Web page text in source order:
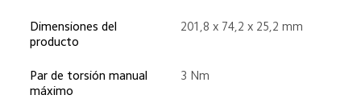
Dimensiones del
producto
201,8 x 74,2 x 25,2 mm
Par de torsión manual
máximo
3 Nm